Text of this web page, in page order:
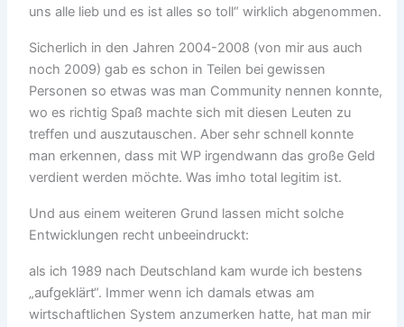
uns alle lieb und es ist alles so toll“ wirklich abgenommen.
Sicherlich in den Jahren 2004-2008 (von mir aus auch
noch 2009) gab es schon in Teilen bei gewissen
Personen so etwas was man Community nennen konnte,
wo es richtig Spaß machte sich mit diesen Leuten zu
treffen und auszutauschen. Aber sehr schnell konnte
man erkennen, dass mit WP irgendwann das große Geld
verdient werden möchte. Was imho total legitim ist.
Und aus einem weiteren Grund lassen micht solche
Entwicklungen recht unbeeindruckt:
als ich 1989 nach Deutschland kam wurde ich bestens
„aufgeklärt“. Immer wenn ich damals etwas am
wirtschaftlichen System anzumerken hatte, hat man mir